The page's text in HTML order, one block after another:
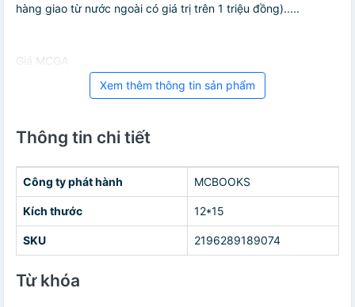
hàng giao từ nước ngoài có giá trị trên 1 triệu đồng).....
Giá MCGA
Xem thêm thông tin sản phẩm
Thông tin chi tiết
Công ty phát hành MCBOOKS
Kích thước 12*15
SKU 2196289189074
Từ khóa